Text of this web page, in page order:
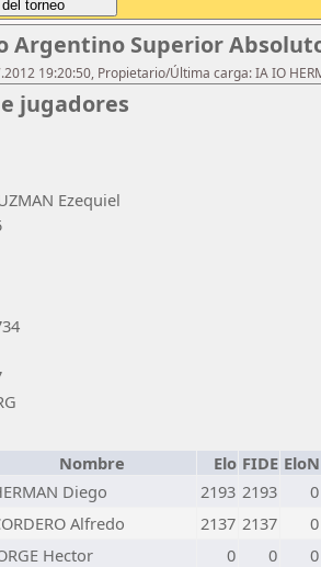
Argentino Superior
19:20:50, Propietario/Última carga: IA IO
jugadores
Ezequiel
Nombre Elo FIDE EloN
Diego 2193 2193
0
Alfredo 2137 2137
0
Hector 0 0
0